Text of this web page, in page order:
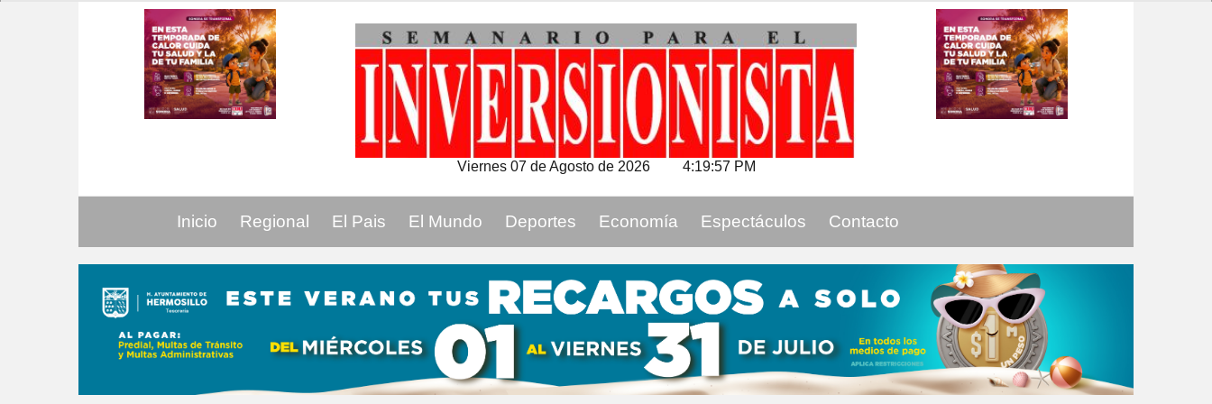
Viernes 07 de Agosto de 2026 4:19:58 PM
Inicio Regional El Pais El Mundo Deportes Economía Espectáculos Contacto